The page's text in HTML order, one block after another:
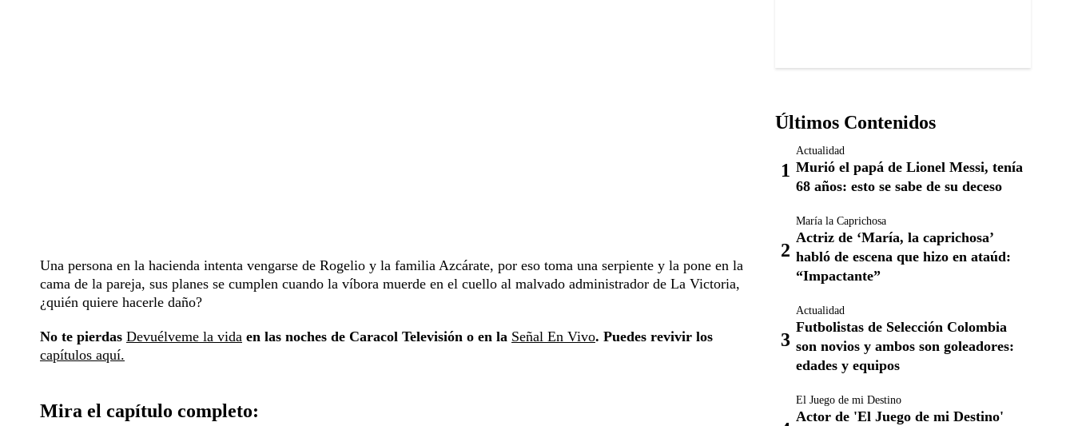
Una persona en la hacienda intenta vengarse de Rogelio y la familia Azcárate, por eso toma una serpiente y la pone en la
cama de la pareja, sus planes se cumplen cuando la víbora muerde en el cuello al malvado administrador de La Victoria,
¿quién quiere hacerle daño?
No te pierdas Devuélveme la vida en las noches de Caracol Televisión o en la Señal En Vivo. Puedes revivir los
capítulos aquí.
Mira el capítulo completo:
Últimos Contenidos
Actualidad
Murió el papá de Lionel Messi, tenía
68 años: esto se sabe de su deceso
María la Caprichosa
Actriz de ‘María, la caprichosa’
habló de escena que hizo en ataúd:
“Impactante”
Actualidad
Futbolistas de Selección Colombia
son novios y ambos son goleadores:
edades y equipos
El Juego de mi Destino
Actor de 'El Juego de mi Destino'